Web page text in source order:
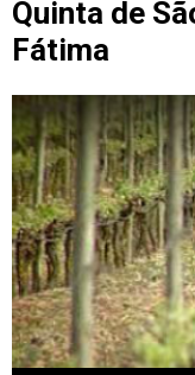
Quinta de
Fátima